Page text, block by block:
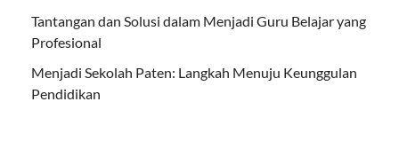
Tantangan dan Solusi dalam Menjadi Guru Belajar yang
Profesional
Menjadi Sekolah Paten: Langkah Menuju Keunggulan
Pendidikan